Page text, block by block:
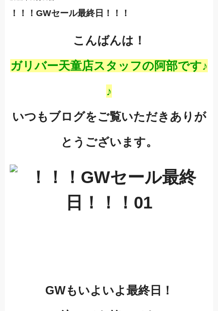
！！！GWセール最終日！！！
こんばんは！
ガリバー天童店スタッフの阿部です♪
♪
いつもブログをご覧いただきありが
とうございます。
GWもいよいよ最終日！